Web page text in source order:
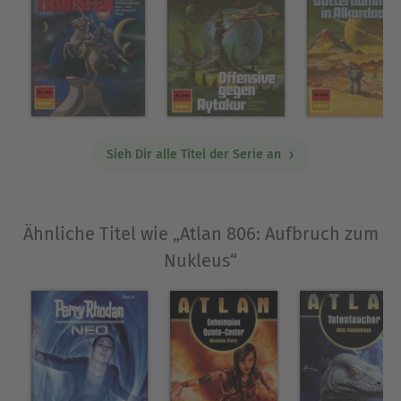
gerät. In Schwierigkeiten kommt auch Sarah
Briggs, die junge Celesterin, die ihren geliebten
Atlan sucht, der so abrupt aus ihrem Leben
verschwand. Sie sendet einen Notruf aus, und
dieser Notruf veranlasst Arien Richardson zum
Peter Griese, Jahrgang 1938, verfolgte die Perry
Rhodan-Serie vom Start an als begeisterter Leser
und begann in den 70er Jahren damit, zuerst
Kurzgeschichten und später Romane zu
schreiben. Seinen ersten Roman publizierte der
Diplom-Ingenieur im Fachbereich Elektrotechnik
1977 unter dem Titel "Im Bann der Psi-Intelligenz"
Sieh Dir alle Titel der Serie an
Ähnliche Titel wie „Atlan 806: Aufbruch zum
Nukleus“